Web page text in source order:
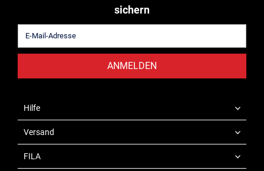
sichern
ANMELDEN
Hilfe
Versand
FILA